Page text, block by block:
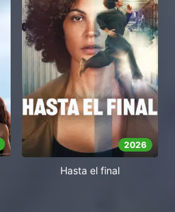
2026
Hasta el final